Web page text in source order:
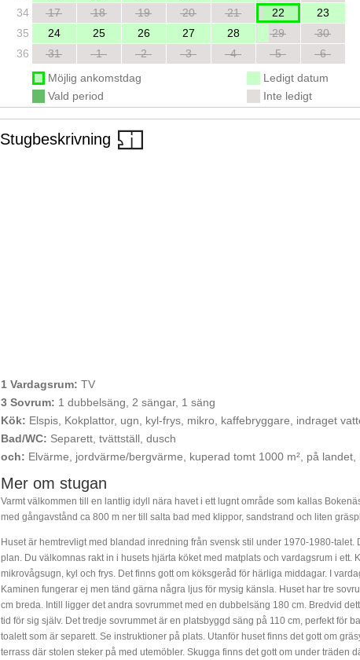
34
17 18 19 20 21 22
23
35
24 25 26 27 28 29
30
36
31 1 2 3 4 5
6
Möjlig ankomstdag
Vald period
Ledigt datum
Inte ledigt
Stugbeskrivning
1 Vardagsrum: TV
3 Sovrum: 1 dubbelsäng, 2 sängar, 1 säng
Kök: Elspis, Kokplattor, ugn, kyl-frys, mikro, kaffebryggare, indraget
Bad/WC: Separett, tvättställ, dusch
och: Elvärme, jordvärme/bergvärme, kuperad tomt 1000 m², på landet,
Mer om stugan
Varmt välkommen till en lantlig idyll nära havet i ett lugnt område som kallas
med gångavstånd ca 800 m ner till salta bad med klippor, sandstrand och liten
Huset är hemtrevligt med blandad inredning från svensk stil under 1970-1980-
plan. Du välkomnas rakt in i husets hjärta köket med matplats och vardagsrum i ett.
mikrovågsugn, kyl och frys. Det finns gott om köksgeråd för härliga middagar. I
Kaminen fungerar ej men tänd gärna några ljus för mysig känsla. Huset har tre
cm breda. Intill ligger det andra sovrummet med en dubbelsäng 180 cm. Bredvid
tid för sig själv. Det tredje sovrummet är en platsbyggd säng på 110 cm, perfekt för
toalett som är separett. Se instruktioner på plats. Utanför huset finns det gott om
terrass där stolen steker på med utemöbler. Skugga finns det gott om under träden